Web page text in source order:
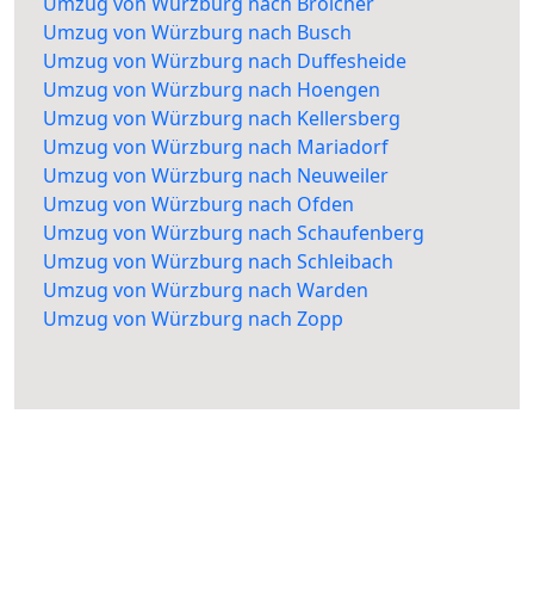
Umzug von Würzburg nach Busch
Umzug von Würzburg nach Duffesheide
Umzug von Würzburg nach Hoengen
Umzug von Würzburg nach Kellersberg
Umzug von Würzburg nach Mariadorf
Umzug von Würzburg nach Neuweiler
Umzug von Würzburg nach Ofden
Umzug von Würzburg nach Schaufenberg
Umzug von Würzburg nach Schleibach
Umzug von Würzburg nach Warden
Umzug von Würzburg nach Zopp